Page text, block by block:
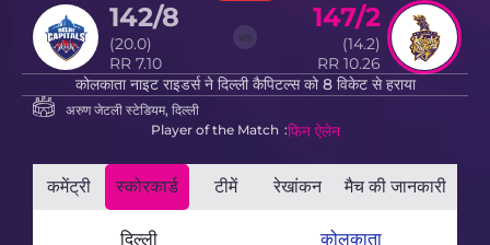
142/8
(20.0)
RR 7.10
vs
147/2
(14.2)
RR 10.26
कोलकाता नाइट राइडर्स ने दिल्ली कैपिटल्स को 8 विकेट से हराया
अरुण जेटली स्टेडियम, दिल्ली
Player of the Match फिन ऐलेन
कमेंट्री स्कोरकार्ड टीमें रेखांकन मैच की जानकारी
दिल्ली कोलकाता